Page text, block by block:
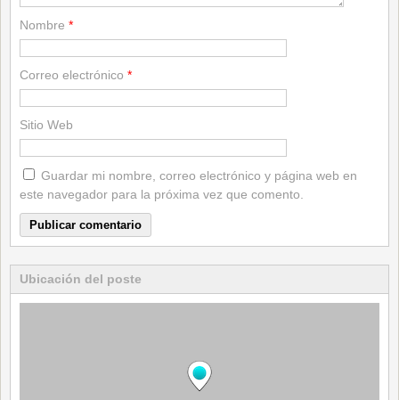
Nombre *
Correo electrónico *
Sitio Web
Guardar mi nombre, correo electrónico y página web en
este navegador para la próxima vez que comento.
Ubicación del poste